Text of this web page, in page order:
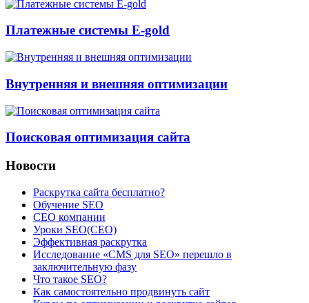
Платежные системы E-gold
Внутренняя и внешняя оптимизации
Поисковая оптимизация сайта
Новости
Раскрутка сайта бесплатно?
Обучение SEO
CEO компании
Уроки SEO(СЕО)
Эффективная раскрутка
Исследование «CMS для SEO» перешло в
заключительную фазу
Что такое SEO?
Как самостоятельно продвинуть сайт